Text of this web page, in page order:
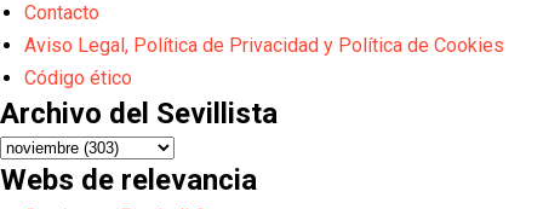
Contacto
Aviso Legal, Política de Privacidad y Política de Cookies
Código ético
Archivo del Sevillista
Webs de relevancia